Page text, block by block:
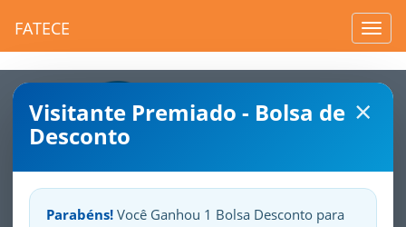
FATECE
×
Visitante Premiado - Bolsa de
Desconto
Parabéns! Você Ganhou 1 Bolsa Desconto para